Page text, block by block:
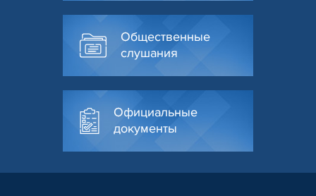
Общественные
слушания
Официальные
документы